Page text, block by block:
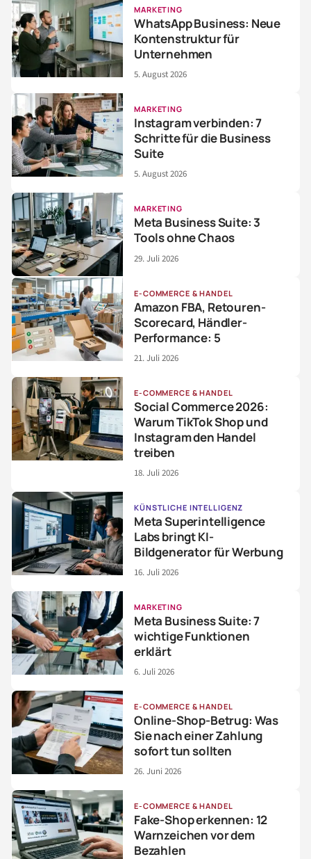
MARKETING
WhatsApp Business: Neue
Kontenstruktur für
Unternehmen
5. August 2026
MARKETING
Instagram verbinden: 7
Schritte für die Business
Suite
5. August 2026
MARKETING
Meta Business Suite: 3
Tools ohne Chaos
29. Juli 2026
E-COMMERCE & HANDEL
Amazon FBA, Retouren-
Scorecard, Händler-
Performance: 5
21. Juli 2026
E-COMMERCE & HANDEL
Social Commerce 2026:
Warum TikTok Shop und
Instagram den Handel
treiben
18. Juli 2026
KÜNSTLICHE INTELLIGENZ
Meta Superintelligence
Labs bringt KI-
Bildgenerator für Werbung
16. Juli 2026
MARKETING
Meta Business Suite: 7
wichtige Funktionen
erklärt
6. Juli 2026
E-COMMERCE & HANDEL
Online-Shop-Betrug: Was
Sie nach einer Zahlung
sofort tun sollten
26. Juni 2026
E-COMMERCE & HANDEL
Fake-Shop erkennen: 12
Warnzeichen vor dem
Bezahlen